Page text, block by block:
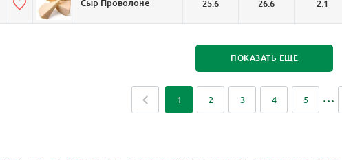
Сыр Проволоне 25.6 26.6 2.1
ПОКАЗАТЬ ЕЩЕ
1 2 3 4 5